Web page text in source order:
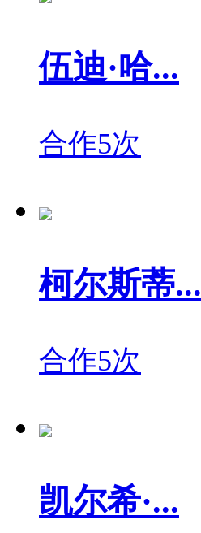
伍迪·哈...
合作5次
柯尔斯蒂...
合作5次
凯尔希·...